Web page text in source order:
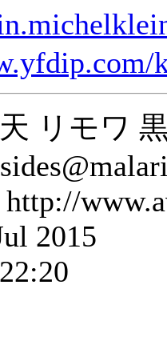
リモワ
http://
2015